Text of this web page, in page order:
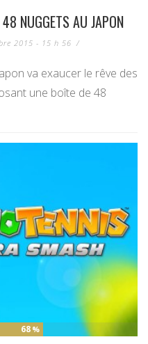
NUGGETS AU JAPON
2015 - 15 h 56 /
va exaucer le rêve des
une boîte de 48
68 %